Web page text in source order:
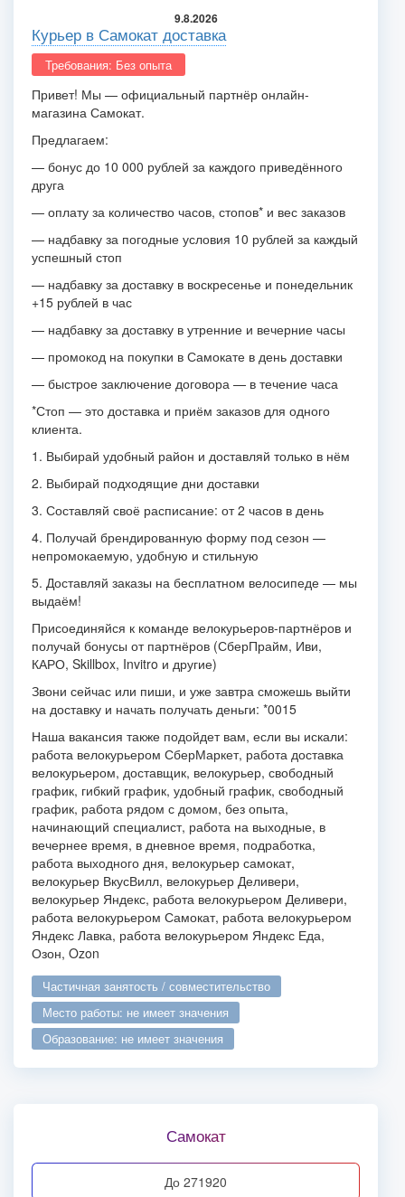
9.8.2026
Курьер в Самокат доставка
Требования: Без опыта
Привет! Мы — официальный партнёр онлайн-
магазина Самокат.
Предлагаем:
— бонус до 10 000 рублей за каждого приведённого
друга
— оплату за количество часов, стопов* и вес заказов
— надбавку за погодные условия 10 рублей за каждый
успешный стоп
— надбавку за доставку в воскресенье и понедельник
+15 рублей в час
— надбавку за доставку в утренние и вечерние часы
— промокод на покупки в Самокате в день доставки
— быстрое заключение договора — в течение часа
*Стоп — это доставка и приём заказов для одного
клиента.
1. Выбирай удобный район и доставляй только в нём
2. Выбирай подходящие дни доставки
3. Составляй своё расписание: от 2 часов в день
4. Получай брендированную форму под сезон —
непромокаемую, удобную и стильную
5. Доставляй заказы на бесплатном велосипеде — мы
выдаём!
Присоединяйся к команде велокурьеров-партнёров и
получай бонусы от партнёров (СберПрайм, Иви,
КАРО, Skillbox, Invitro и другие)
Звони сейчас или пиши, и уже завтра сможешь выйти
на доставку и начать получать деньги: *0015
Наша вакансия также подойдет вам, если вы искали:
работа велокурьером СберМаркет, работа доставка
велокурьером, доставщик, велокурьер, свободный
график, гибкий график, удобный график, свободный
график, работа рядом с домом, без опыта,
начинающий специалист, работа на выходные, в
вечернее время, в дневное время, подработка,
работа выходного дня, велокурьер самокат,
велокурьер ВкусВилл, велокурьер Деливери,
велокурьер Яндекс, работа велокурьером Деливери,
работа велокурьером Самокат, работа велокурьером
Яндекс Лавка, работа велокурьером Яндекс Еда,
Озон, Ozon
частичная занятость / совместительство
место работы: не имеет значения
образование: не имеет значения
Самокат
до 271920